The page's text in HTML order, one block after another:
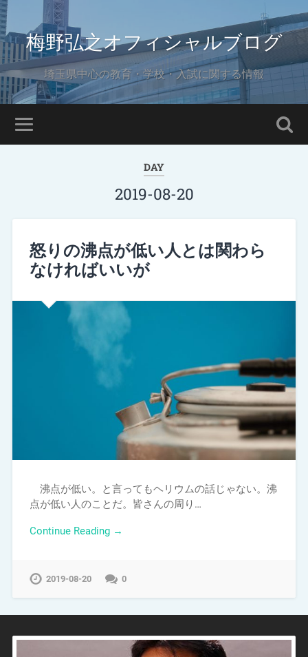
梅野弘之オフィシャルブログ
埼玉県中心の教育・学校・入試に関する情報
DAY
2019-08-20
怒りの沸点が低い人とは関わら
なければいいが
沸点が低い。と言ってもヘリウムの話じゃない。沸
点が低い人のことだ。皆さんの周り…
Continue Reading →
2019-08-20 0